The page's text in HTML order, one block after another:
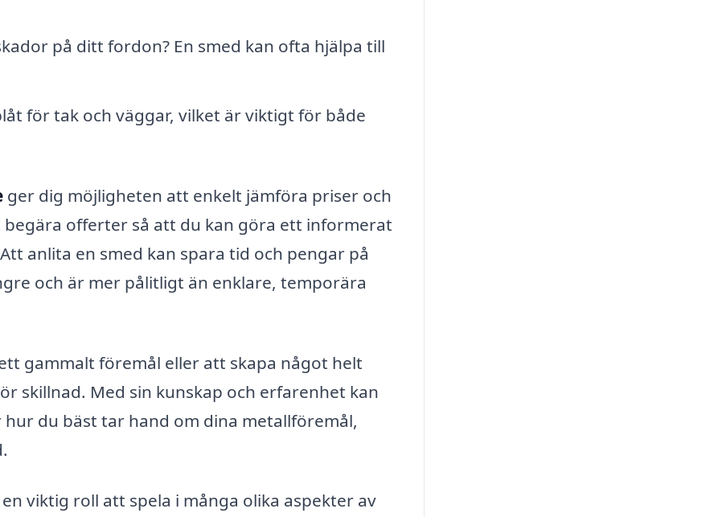
på ditt fordon? En smed kan ofta hjälpa till
för tak och väggar, vilket är viktigt för både
ger dig möjligheten att enkelt jämföra priser och
offerter så att du kan göra ett informerat
anlita en smed kan spara tid och pengar på
och är mer pålitligt än enklare, temporära
gammalt föremål eller att skapa något helt
skillnad. Med sin kunskap och erfarenhet kan
du bäst tar hand om dina metallföremål,
viktig roll att spela i många olika aspekter av